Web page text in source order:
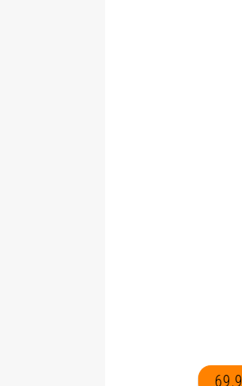
69.9